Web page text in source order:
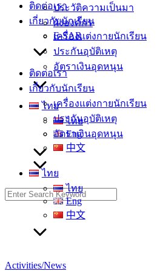
ประวัติความเป็นมา
ผังองค์กร
E-SAR
ติดต่อเรา
เกี่ยวกับนักเรียน
เครื่องแต่งกายนักเรียน
ประกันอุบัติเหตุ
อัตราเงินอุดหนุน
ไทย
ไทย
Eng
中文
ติดต่อเรา
เกี่ยวกับนักเรียน
เครื่องแต่งกายนักเรียน
ประกันอุบัติเหตุ
อัตราเงินอุดหนุน
ไทย
ไทย
Eng
中文
Search
for:
Activities/News